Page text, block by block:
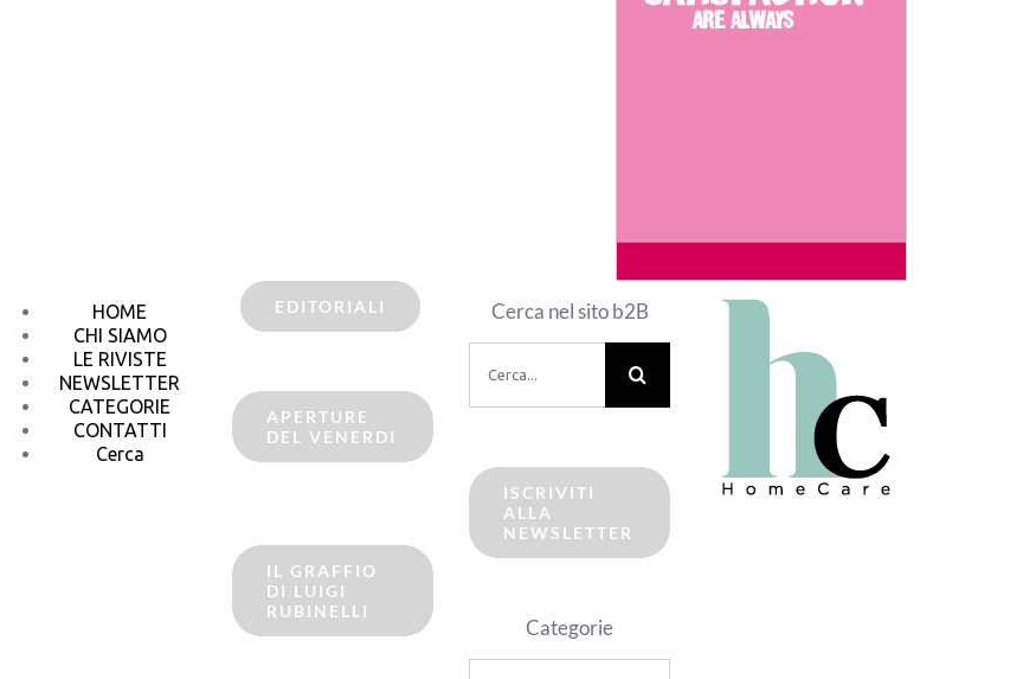
HOME
CHI SIAMO
LE RIVISTE
NEWSLETTER
CATEGORIE
CONTATTI
Cerca
EDITORIALI
APERTURE
DEL VENERDI
IL GRAFFIO
DI LUIGI
RUBINELLI
Cerca nel sito b2B
per:
ISCRIVITI
ALLA
NEWSLETTER
Categorie